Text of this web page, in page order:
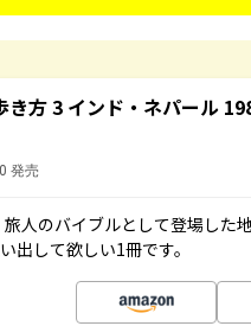
き方 3 インド・ネパール
発売
旅人のバイブルとして登場し
出して欲しい1冊です。